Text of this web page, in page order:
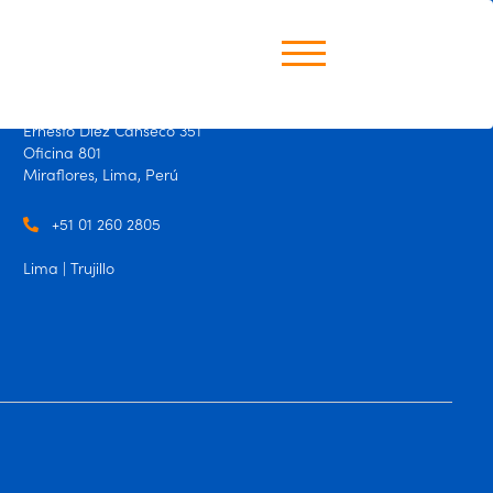
Ernesto Diez Canseco 351
Oficina 801
Miraflores, Lima, Perú
+51 01 260 2805
Lima | Trujillo